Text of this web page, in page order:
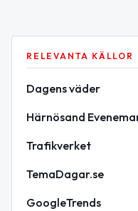
RELEVANTA KÄLLOR
Dagens väder
Härnösand
Trafikverket
TemaDagar.se
GoogleTrends